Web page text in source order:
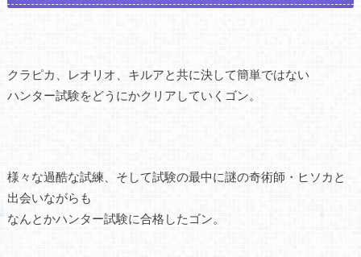
クラピカ、レオリオ、キルアと共に決して簡単ではない
ハンター試験をどうにかクリアしていくゴン。
様々な過酷な試練、そして試験の最中に謎の奇術師・ヒソカと
出会いながらも
なんとかハンター試験に合格したゴン。